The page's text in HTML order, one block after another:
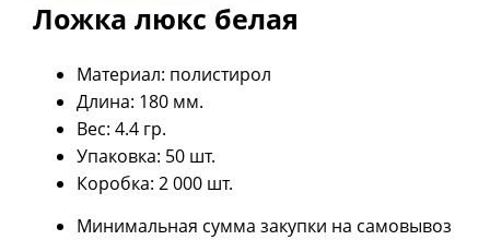
Ложка люкс белая
Материал: полистирол
Длина: 180 мм.
Вес: 4.4 гр.
Упаковка: 50 шт.
Коробка: 2 000 шт.
Минимальная сумма закупки на самовывоз